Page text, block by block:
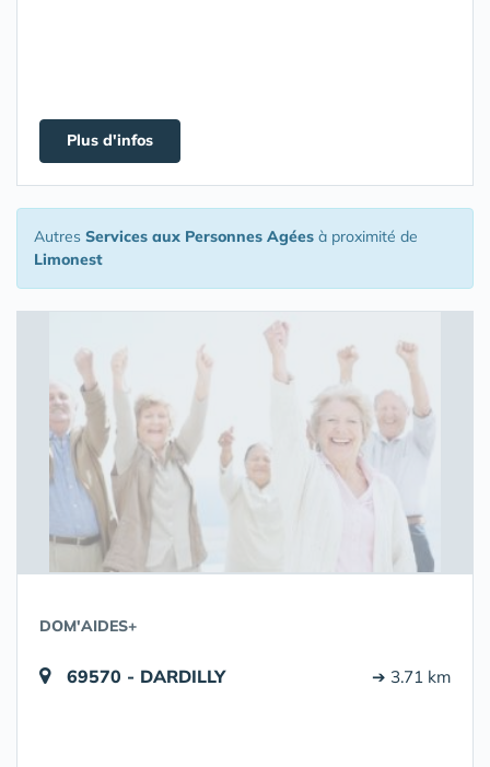
Plus d'infos
Autres Services aux Personnes Agées à proximité de
Limonest
DOM'AIDES+
69570 - DARDILLY ➔ 3.71 km